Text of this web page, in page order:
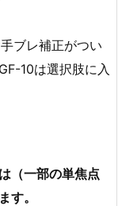
ブレ補正がつい
10は選択肢に入
（一部の単焦点
す。